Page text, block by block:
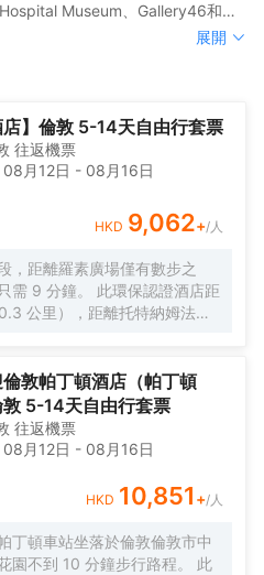
Museum、Gallery46和
</br>酒店對客房的裝飾十分考
壺/茶壺。除此之外，配備有吹風
住宿體驗。外國旅客可以通過多
的相關信息。
薩酒店都能讓您的倫敦之行變得更
Museum、Gallery46和
熨衣設備。有飲水需求的旅客，
壺/茶壺。除此之外，配備有吹風
方。</br>酒店提供的體育和休閒
住宿體驗。外國旅客可以通過多
的相關信息。
展開
店】倫敦 5-14天自由行套票
往返機票
08月12日 - 08月16日
HKD 9,062+/人
，距離羅素廣場僅有數步之
需 9 分鐘。 此環保認證酒店距
公里），距離托特納姆法院
咖啡館吃些點心。您可以到酒
暢飲一番。每天 7:00 至
特色服務/設施包括乾洗/洗衣
言服務。酒店提供收費自助停
智能電視。提供免費無線網
數碼頻道可滿足您的娛樂需
風機。便利設施包括電話，以
倫敦帕丁頓酒店（帕丁頓
5-14天自由行套票
往返機票
08月12日 - 08月16日
HKD 10,851 +/人
丁頓車站坐落於倫敦倫敦市中
園不到 10 分鐘步行路程。 此